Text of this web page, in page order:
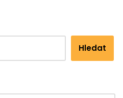
Hledat